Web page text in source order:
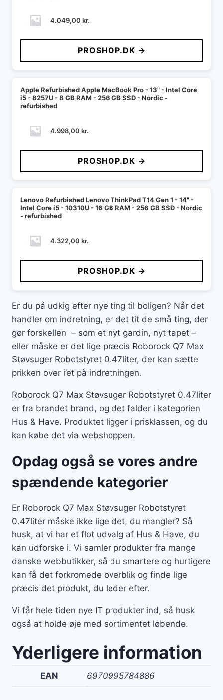
4.049,00 kr.
PROSHOP.DK →
Apple Refurbished Apple MacBook Pro - 13" - Intel Core
i5 - 8257U - 8 GB RAM - 256 GB SSD - Nordic -
refurbished
4.998,00 kr.
PROSHOP.DK →
Lenovo Refurbished Lenovo ThinkPad T14 Gen 1 - 14" -
Intel Core i5 - 10310U - 16 GB RAM - 256 GB SSD - Nordic
- refurbished
4.322,00 kr.
PROSHOP.DK →
Er du på udkig efter nye ting til boligen? Når det
handler om indretning, er det tit de små ting, der
gør forskellen – som et nyt gardin, nyt tapet –
eller måske er det lige præcis Roborock Q7 Max
Støvsuger Robotstyret 0.47liter, der kan sætte
prikken over i’et på indretningen.
Roborock Q7 Max Støvsuger Robotstyret 0.47liter
er fra brandet brand, og det falder i kategorien
Hus & Have. Produktet ligger i prisklassen, og du
kan købe det via webshoppen.
Opdag også se vores andre
spændende kategorier
Er Roborock Q7 Max Støvsuger Robotstyret
0.47liter måske ikke lige det, du mangler? Så
husk, at vi har et flot udvalg af Hus & Have, du
kan udforske i. Vi samler produkter fra mange
danske webbutikker, så du smartere og hurtigere
kan få det forkromede overblik og finde lige
præcis det produkt, du leder efter.
Vi får hele tiden nye IT produkter ind, så husk
også at holde øje med sortimentet løbende.
Yderligere information
EAN 6970995784886